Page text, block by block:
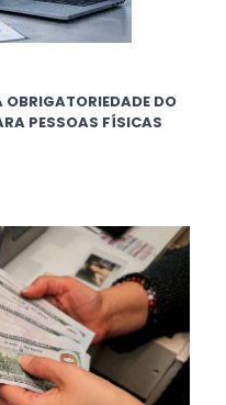
OBRIGATORIEDADE DO
PESSOAS FÍSICAS